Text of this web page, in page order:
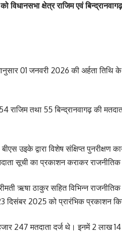
विधानसभा क्षेत्र राजिम एवं
01 जनवरी 2026 की अर्हता
तथा 55 बिन्द्रानवागढ़ की
उइके द्वारा विशेष संक्षिप्त
सूची का प्रकाशन कराकर
ऋषा ठाकुर सहित विभिन्न
दिसंबर 2025 को प्रारंभिक प्रकाशन
247 मतदाता दर्ज थे। इनमें 2 लाख